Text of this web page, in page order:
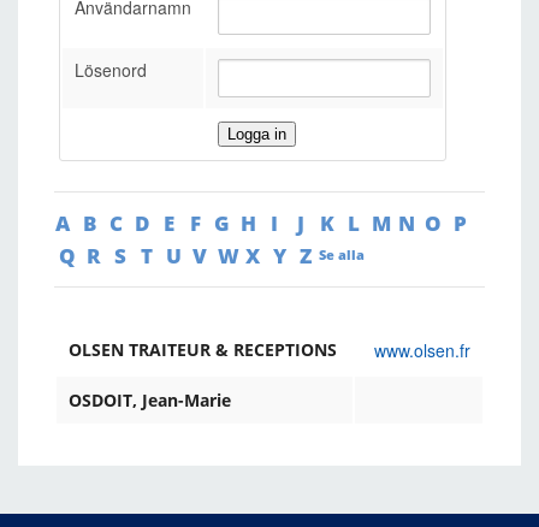
Användarnamn
Lösenord
A B C D E F G H I J K L M N O P
Q R S T U V W X Y Z Se alla
OLSEN TRAITEUR & RECEPTIONS www.olsen.fr
OSDOIT, Jean-Marie